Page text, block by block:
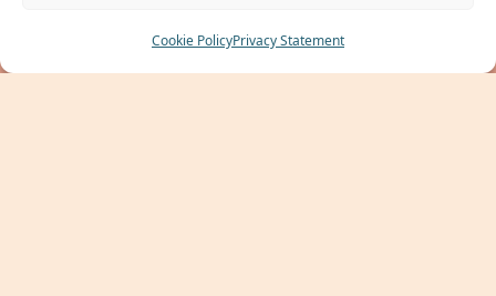
Cookie PolicyPrivacy Statement
BOOK